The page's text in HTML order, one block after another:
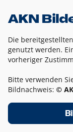
AKN
Die
genutzt werden.
vorheriger
Bitte verwenden
Bildnachweis: ©